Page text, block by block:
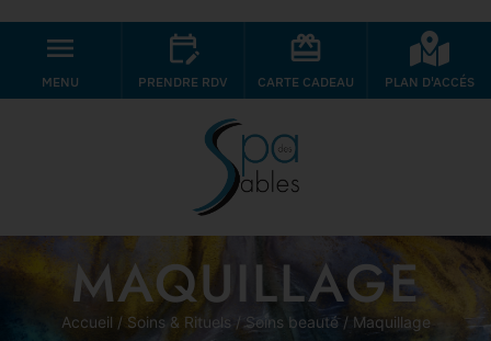
MENU PRENDRE RDV CARTE CADEAU PLAN D'ACCÉS
MAQUILLAGE
Accueil / Soins & Rituels /Soins beauté/ Maquillage